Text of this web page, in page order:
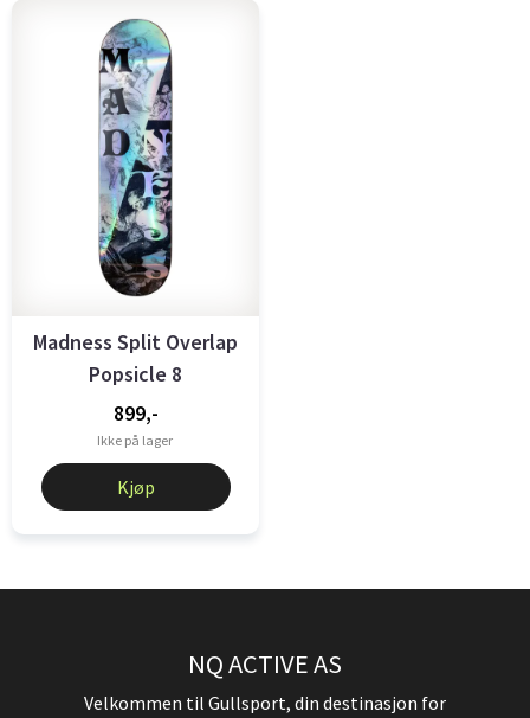
Madness Split Overlap
Popsicle 8
899,-
Ikke på lager
Kjøp
NQ ACTIVE AS
Velkommen til Gullsport, din destinasjon for